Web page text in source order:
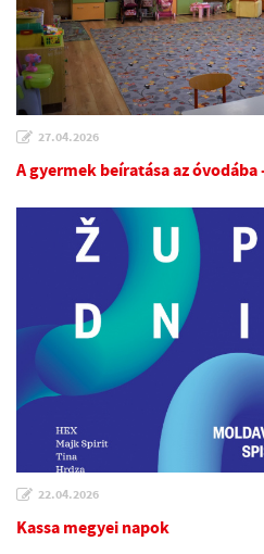
27.04.2026
A gyermek beíratása az óvodába
22.04.2026
Kassa megyei napok